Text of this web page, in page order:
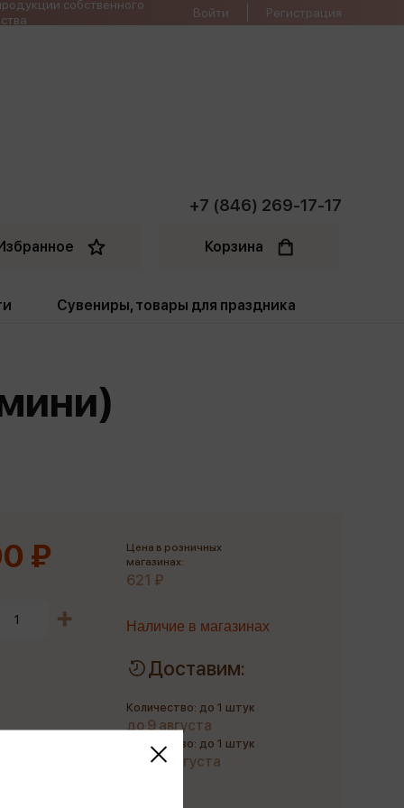
собственного
Войти Регистрация
+7 (846) 269-17-17
Корзина
Сувениры, товары для праздника
Пакеты
₽
Цена в розничных
магазинах:
621 ₽
Наличие в магазинах
Доставим:
Количество: до 1 штук
до 9 августа
Количество: до 1 штук
до 20 августа